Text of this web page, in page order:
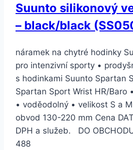
Suunto silikonový
– black/black
náramek na chytré hodinky
pro intenzivní sporty •
s hodinkami Suunto Spartan
Spartan Sport Wrist HR/Baro
• voděodolný • velikost S a
obvod 130-220 mm Cena
DPH a služeb. DO
488